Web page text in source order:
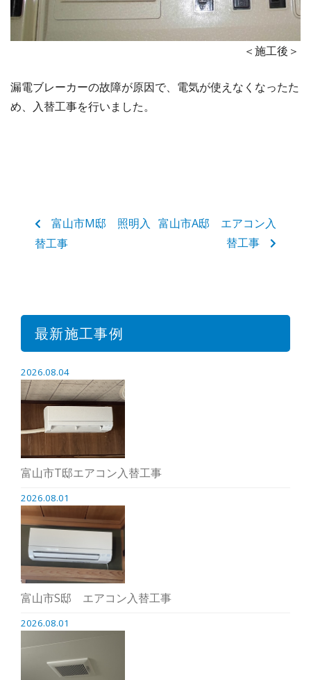
＜施工後＞
漏電ブレーカーの故障が原因で、電気が使えなくなったた
め、入替工事を行いました。
富山市M邸 照明入
替工事
富山市A邸 エアコン入
替工事
最新施工事例
2026.08.04
富山市T邸エアコン入替工事
2026.08.01
富山市S邸 エアコン入替工事
2026.08.01